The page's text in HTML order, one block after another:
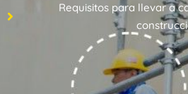
Requisitos para llevar a